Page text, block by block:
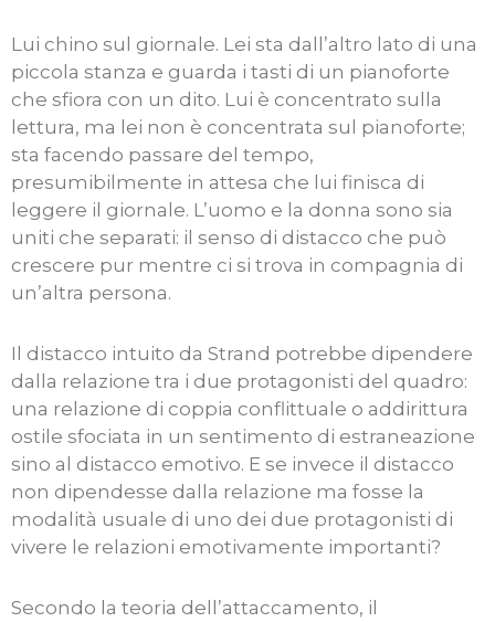
Lui chino sul giornale. Lei sta dall’altro lato di una
piccola stanza e guarda i tasti di un pianoforte
che sfiora con un dito. Lui è concentrato sulla
lettura, ma lei non è concentrata sul pianoforte;
sta facendo passare del tempo,
presumibilmente in attesa che lui finisca di
leggere il giornale. L’uomo e la donna sono sia
uniti che separati: il senso di distacco che può
crescere pur mentre ci si trova in compagnia di
un’altra persona.
Il distacco intuito da Strand potrebbe dipendere
dalla relazione tra i due protagonisti del quadro:
una relazione di coppia conflittuale o addirittura
ostile sfociata in un sentimento di estraneazione
sino al distacco emotivo. E se invece il distacco
non dipendesse dalla relazione ma fosse la
modalità usuale di uno dei due protagonisti di
vivere le relazioni emotivamente importanti?
Secondo la teoria dell’attaccamento, il